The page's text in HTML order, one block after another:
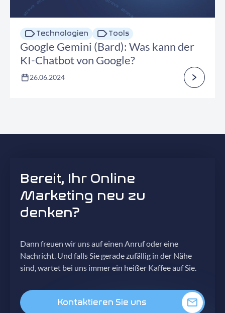
Technologien Tools
Google Gemini (Bard): Was kann der
KI-Chatbot von Google?
26.06.2024
Bereit, Ihr Online
Marketing neu zu
denken?
Dann freuen wir uns auf einen Anruf oder eine
Nachricht. Und falls Sie gerade zufällig in der Nähe
sind, wartet bei uns immer ein heißer Kaffee auf Sie.
Kontaktieren Sie uns